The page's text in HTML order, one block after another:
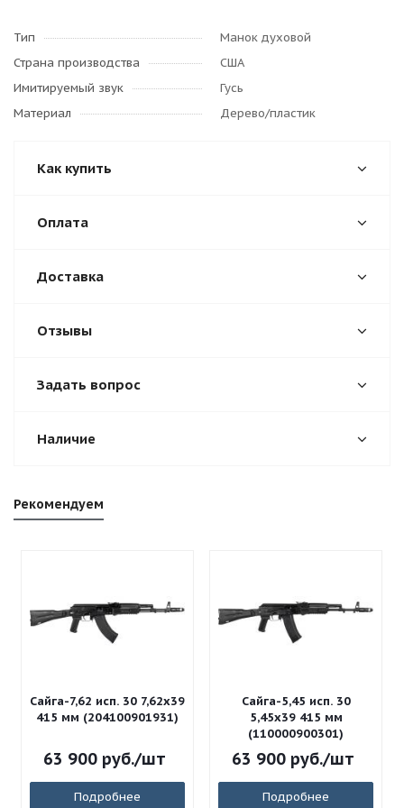
Тип
Манок духовой
Страна производства
США
Имитируемый звук
Гусь
Материал
Дерево/пластик
Как купить
Оплата
Доставка
Отзывы
Задать вопрос
Наличие
Рекомендуем
Сайга-7,62 исп. 30 7,62x39
415 мм (204100901931)
63 900руб./шт
Подробнее
Сайга-5,45 исп. 30
5,45x39 415 мм
(110000900301)
63 900руб./шт
Подробнее